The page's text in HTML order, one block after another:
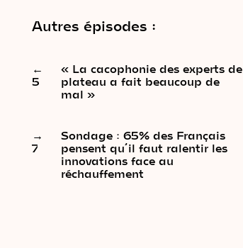
Autres épisodes :
←
5
« La cacophonie des experts de
plateau a fait beaucoup de
mal »
→
7
Sondage : 65% des Français
pensent qu’il faut ralentir les
innovations face au
réchauffement